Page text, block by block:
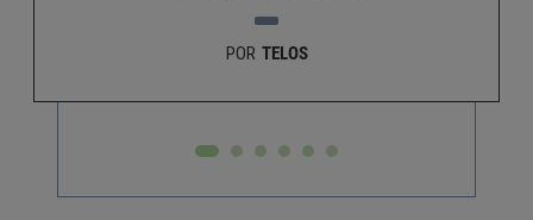
POR TELOS